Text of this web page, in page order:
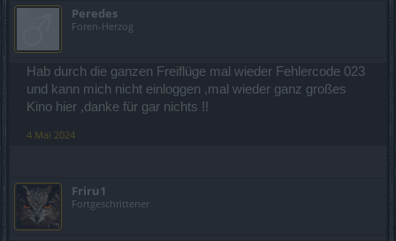
Peredes
Foren-Herzog
Hab durch die ganzen Freiflüge mal wieder Fehlercode 023
und kann mich nicht einloggen ,mal wieder ganz großes
Kino hier ,danke für gar nichts !!
4 Mai 2024
Friru1
Fortgeschrittener